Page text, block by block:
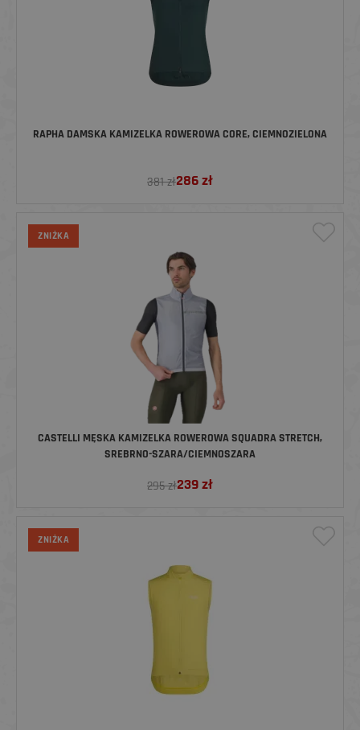
RAPHA DAMSKA KAMIZELKA ROWEROWA CORE, CIEMNOZIELONA
381 zł286zł
ZNIŻKA
CASTELLI MĘSKA KAMIZELKA ROWEROWA SQUADRA STRETCH,
SREBRNO-SZARA/CIEMNOSZARA
295 zł239zł
ZNIŻKA